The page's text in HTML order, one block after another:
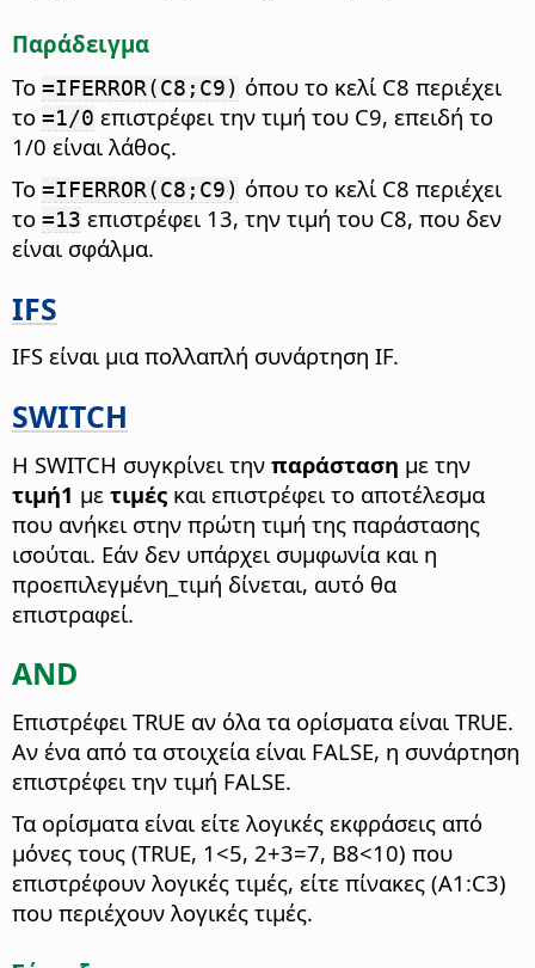
Παράδειγμα
Το =IFERROR(C8;C9) όπου το κελί C8 περιέχει
το =1/0 επιστρέφει την τιμή του C9, επειδή το
1/0 είναι λάθος.
Το =IFERROR(C8;C9) όπου το κελί C8 περιέχει
το =13 επιστρέφει 13, την τιμή του C8, που δεν
είναι σφάλμα.
IFS
IFS είναι μια πολλαπλή συνάρτηση IF.
SWITCH
Η SWITCH συγκρίνει την παράσταση με την
τιμή1 με τιμές και επιστρέφει το αποτέλεσμα
που ανήκει στην πρώτη τιμή της παράστασης
ισούται. Εάν δεν υπάρχει συμφωνία και η
προεπιλεγμένη_τιμή δίνεται, αυτό θα
επιστραφεί.
AND
Επιστρέφει TRUE αν όλα τα ορίσματα είναι TRUE.
Αν ένα από τα στοιχεία είναι FALSE, η συνάρτηση
επιστρέφει την τιμή FALSE.
Τα ορίσματα είναι είτε λογικές εκφράσεις από
μόνες τους (TRUE, 1<5, 2+3=7, B8<10) που
επιστρέφουν λογικές τιμές, είτε πίνακες (A1:C3)
που περιέχουν λογικές τιμές.